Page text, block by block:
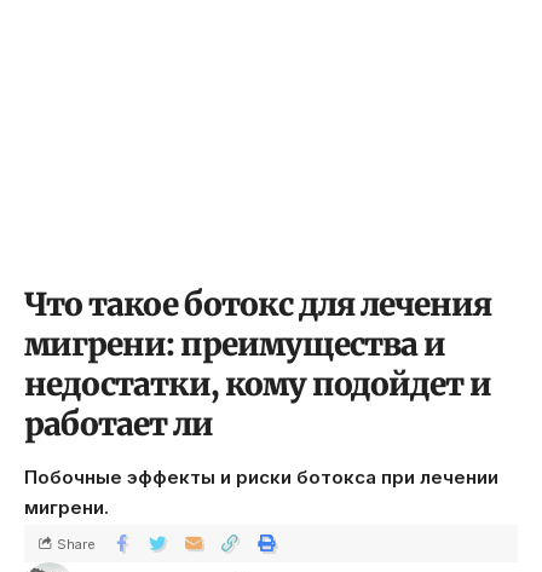
Что такое ботокс для лечения
мигрени: преимущества и
недостатки, кому подойдет и
работает ли
Побочные эффекты и риски ботокса при лечении
мигрени.
Share